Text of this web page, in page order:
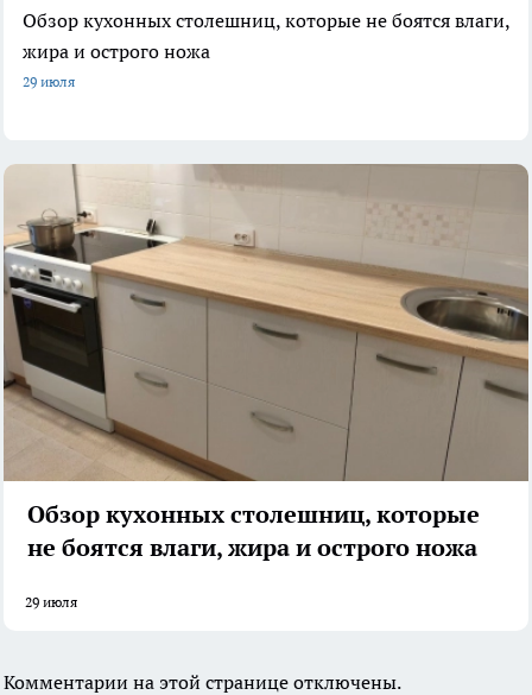
Обзор кухонных столешниц, которые не боятся влаги,
жира и острого ножа
29 июля
Обзор кухонных столешниц, которые
не боятся влаги, жира и острого ножа
29 июля
Комментарии на этой странице отключены.